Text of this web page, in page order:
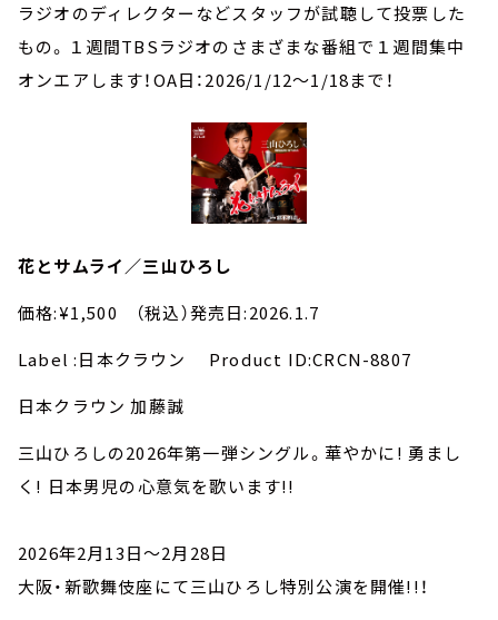
ラジオのディレクターなどスタッフが試聴して投票した
もの。１週間TBSラジオのさまざまな番組で１週間集中
オンエアします！OA日：2026/1/12～1/18まで！
花とサムライ／三山ひろし
価格:¥1,500 （税込）発売日:2026.1.7
Label :日本クラウン Product ID:CRCN-8807
日本クラウン 加藤誠
三山ひろしの2026年第一弾シングル。華やかに! 勇まし
く! 日本男児の心意気を歌います!!
2026年2月13日～2月28日
大阪・新歌舞伎座にて三山ひろし特別公演を開催!!！